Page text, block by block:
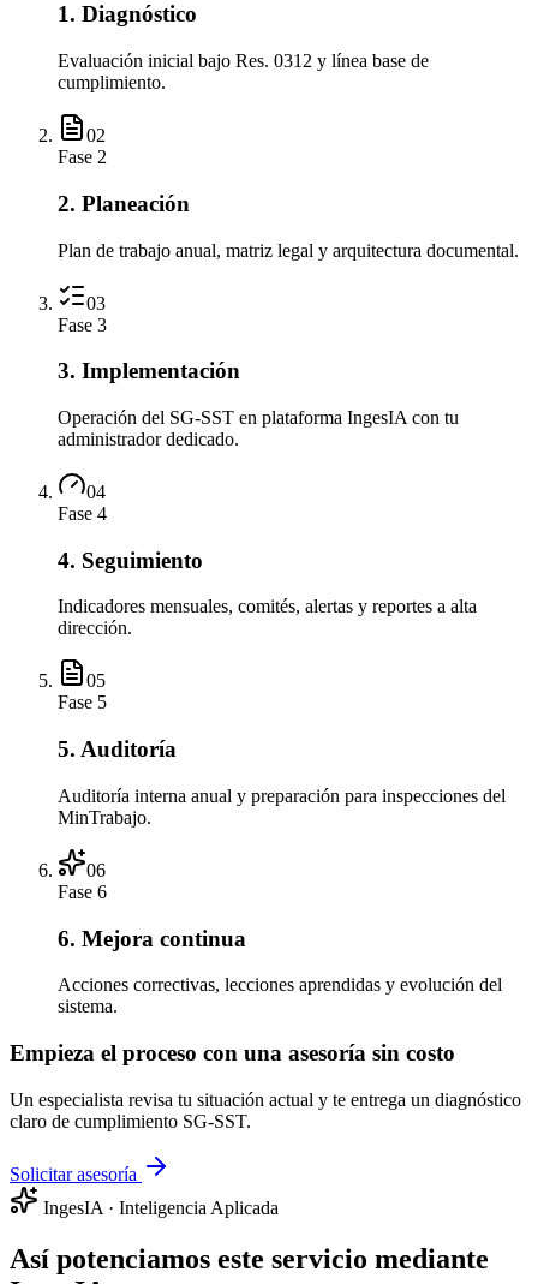
1. Diagnóstico
Evaluación inicial bajo Res. 0312 y línea base de
cumplimiento.
02
Fase 2
2. Planeación
Plan de trabajo anual, matriz legal y arquitectura documental.
03
Fase 3
3. Implementación
Operación del SG-SST en plataforma IngesIA con tu
administrador dedicado.
04
Fase 4
4. Seguimiento
Indicadores mensuales, comités, alertas y reportes a alta
dirección.
05
Fase 5
5. Auditoría
Auditoría interna anual y preparación para inspecciones del
MinTrabajo.
06
Fase 6
6. Mejora continua
Acciones correctivas, lecciones aprendidas y evolución del
sistema.
Empieza el proceso con una asesoría sin costo
Un especialista revisa tu situación actual y te entrega un diagnóstico
claro de cumplimiento SG-SST.
Solicitar asesoría
IngesIA · Inteligencia Aplicada
Así potenciamos este servicio mediante